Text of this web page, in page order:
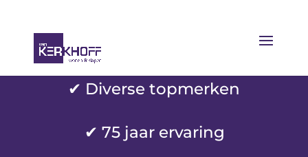
✔ Diverse topmerken
✔ 75 jaar ervaring